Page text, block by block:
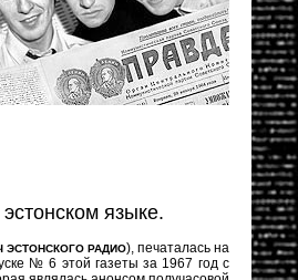
языке.
ЭСТОНСКОГО РАДИО), печаталась на
№ 6 этой газеты за 1967 год с